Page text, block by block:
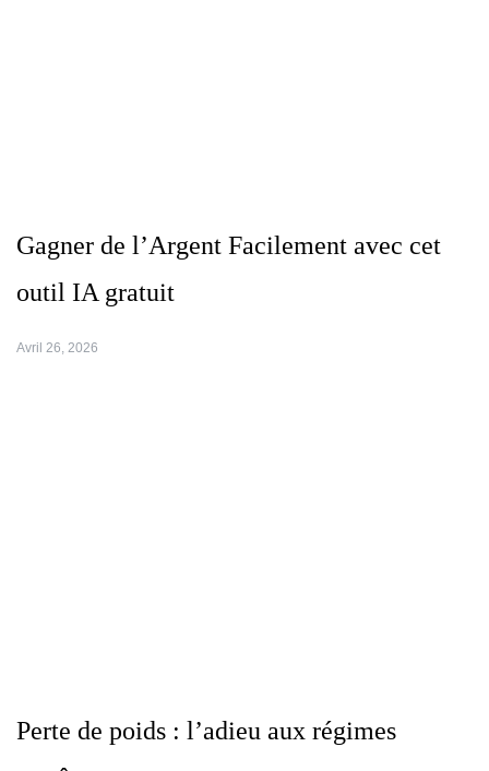
Gagner de l’Argent Facilement avec cet
outil IA gratuit
Avril 26, 2026
Perte de poids : l’adieu aux régimes